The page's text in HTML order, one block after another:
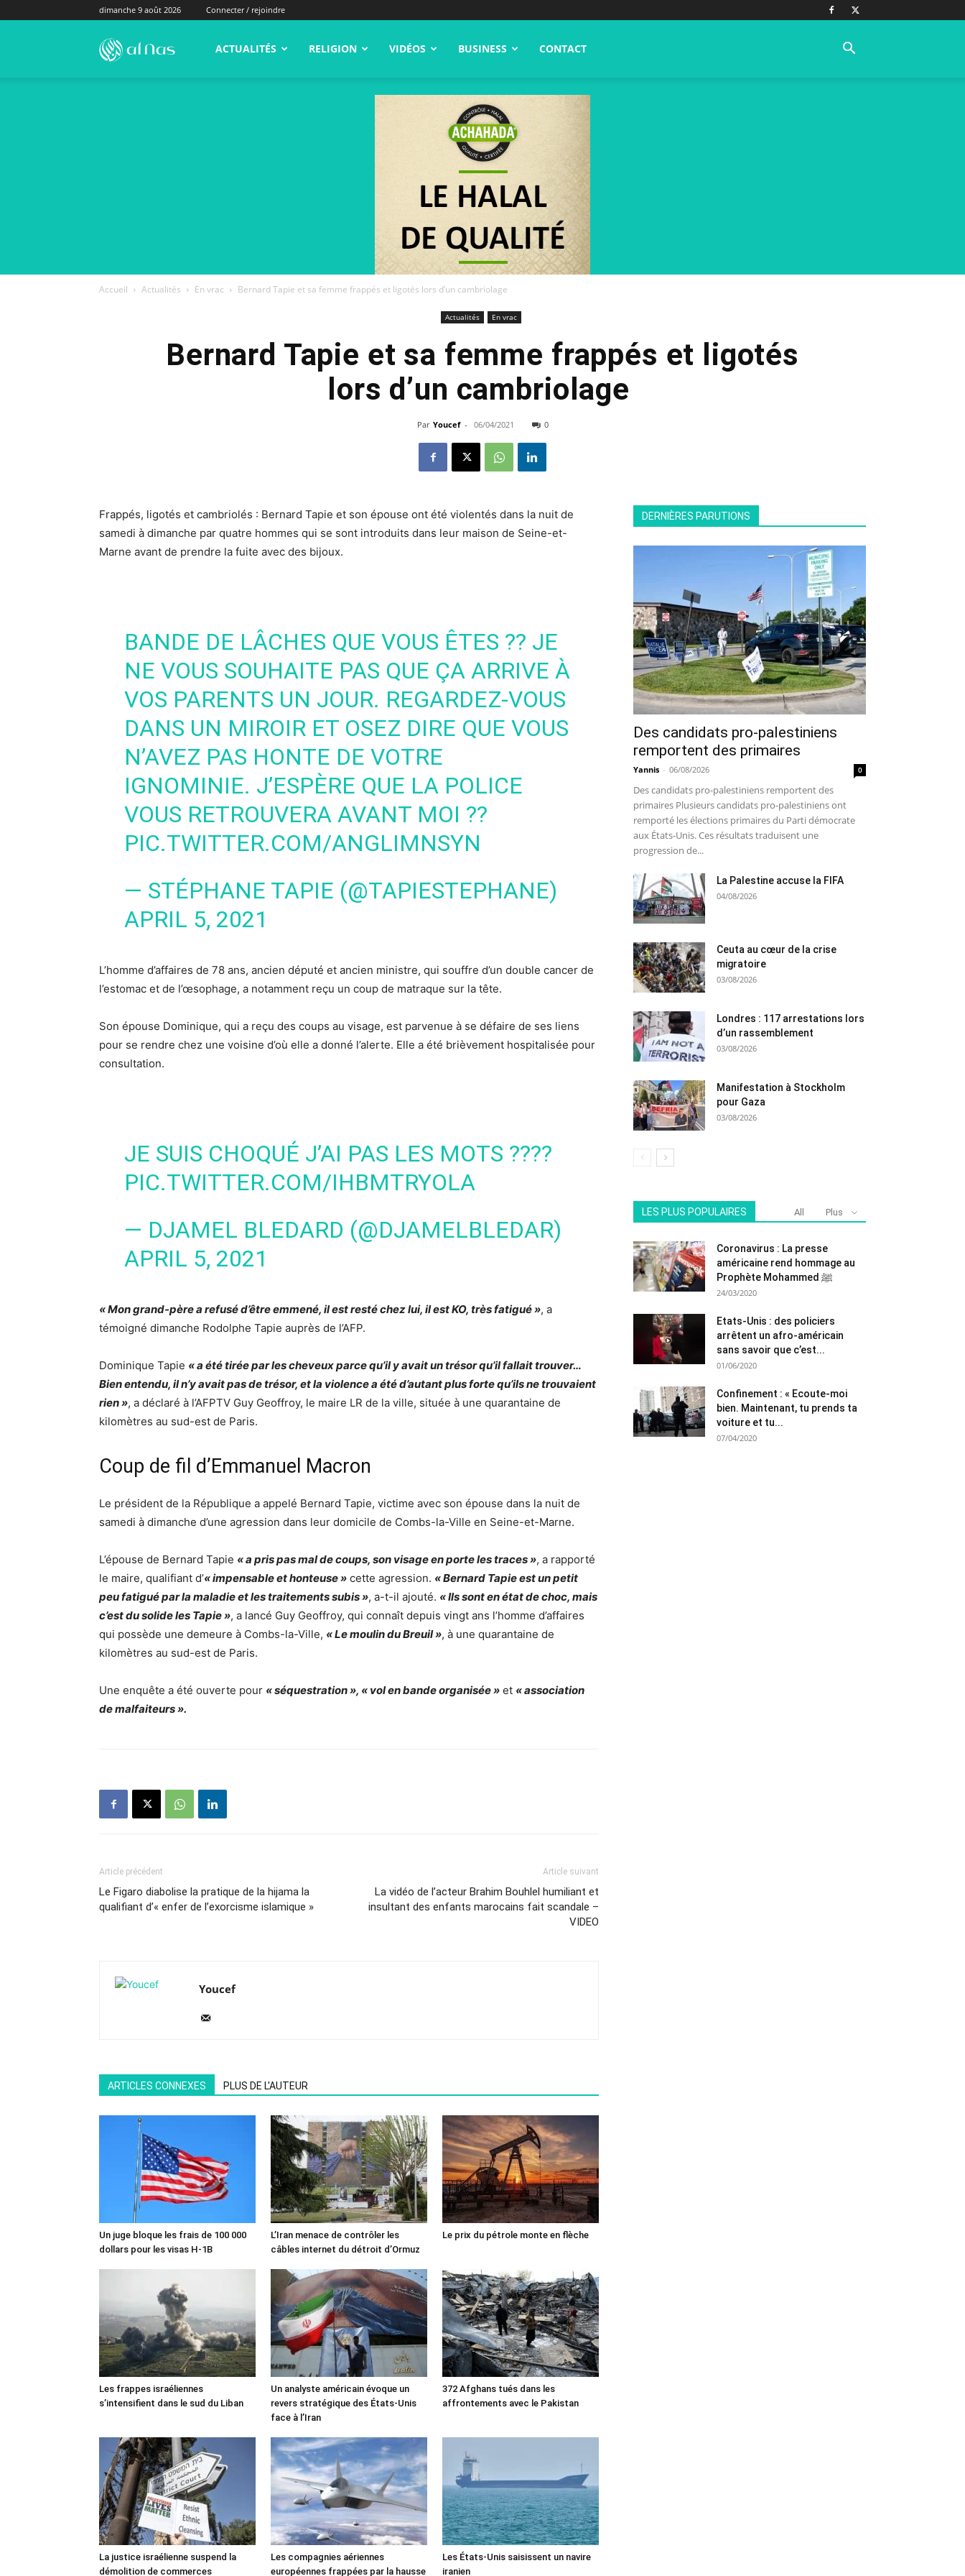
dimanche 9 août 2026 Connecter / rejoindre
alNas.fr ACTUALITÉS RELIGION VIDÉOS BUSINESS CONTACT
Accueil Actualités En vrac Bernard Tapie et sa femme frappés et ligotés lors d’un cambriolage
Actualités En vrac
Bernard Tapie et sa femme frappés et ligotés
lors d’un cambriolage
Par Youcef - 06/04/2021 0
Frappés, ligotés et cambriolés : Bernard Tapie et son épouse ont été violentés dans la nuit de
samedi à dimanche par quatre hommes qui se sont introduits dans leur maison de Seine-et-
Marne avant de prendre la fuite avec des bijoux.
BANDE DE LÂCHES QUE VOUS ÊTES ?? JE
NE VOUS SOUHAITE PAS QUE ÇA ARRIVE À
VOS PARENTS UN JOUR. REGARDEZ-VOUS
DANS UN MIROIR ET OSEZ DIRE QUE VOUS
N’AVEZ PAS HONTE DE VOTRE
IGNOMINIE. J’ESPÈRE QUE LA POLICE
VOUS RETROUVERA AVANT MOI ??
PIC.TWITTER.COM/ANGLIMNSYN
— STÉPHANE TAPIE (@TAPIESTEPHANE)
APRIL 5, 2021
L’homme d’affaires de 78 ans, ancien député et ancien ministre, qui souffre d’un double cancer de
l’estomac et de l’œsophage, a notamment reçu un coup de matraque sur la tête.
Son épouse Dominique, qui a reçu des coups au visage, est parvenue à se défaire de ses liens
pour se rendre chez une voisine d’où elle a donné l’alerte. Elle a été brièvement hospitalisée pour
consultation.
JE SUIS CHOQUÉ J’AI PAS LES MOTS ????
PIC.TWITTER.COM/IHBMTRYOLA
— DJAMEL BLEDARD (@DJAMELBLEDAR)
APRIL 5, 2021
« Mon grand-père a refusé d’être emmené, il est resté chez lui, il est KO, très fatigué », a
témoigné dimanche Rodolphe Tapie auprès de l’AFP.
Dominique Tapie « a été tirée par les cheveux parce qu’il y avait un trésor qu’il fallait trouver…
Bien entendu, il n’y avait pas de trésor, et la violence a été d’autant plus forte qu’ils ne trouvaient
rien », a déclaré à l’AFPTV Guy Geoffroy, le maire LR de la ville, située à une quarantaine de
kilomètres au sud-est de Paris.
Coup de fil d’Emmanuel Macron
Le président de la République a appelé Bernard Tapie, victime avec son épouse dans la nuit de
samedi à dimanche d’une agression dans leur domicile de Combs-la-Ville en Seine-et-Marne.
L’épouse de Bernard Tapie « a pris pas mal de coups, son visage en porte les traces », a rapporté
le maire, qualifiant d’« impensable et honteuse » cette agression. « Bernard Tapie est un petit
peu fatigué par la maladie et les traitements subis », a-t-il ajouté. « Ils sont en état de choc, mais
c’est du solide les Tapie », a lancé Guy Geoffroy, qui connaît depuis vingt ans l’homme d’affaires
qui possède une demeure à Combs-la-Ville, « Le moulin du Breuil », à une quarantaine de
kilomètres au sud-est de Paris.
Une enquête a été ouverte pour « séquestration », « vol en bande organisée » et « association
de malfaiteurs ».
Article précédent
Le Figaro diabolise la pratique de la hijama la
qualifiant d’« enfer de l’exorcisme islamique »
Article suivant
La vidéo de l’acteur Brahim Bouhlel humiliant et
insultant des enfants marocains fait scandale –
VIDEO
Youcef
ARTICLES CONNEXES PLUS DE L'AUTEUR
Un juge bloque les frais de 100 000
dollars pour les visas H-1B
L’Iran menace de contrôler les
câbles internet du détroit d’Ormuz
Le prix du pétrole monte en flèche
Les frappes israéliennes
s’intensifient dans le sud du Liban
Un analyste américain évoque un
revers stratégique des États-Unis
face à l’Iran
372 Afghans tués dans les
affrontements avec le Pakistan
La justice israélienne suspend la
démolition de commerces
Les compagnies aériennes
européennes frappées par la hausse
Les États-Unis saisissent un navire
iranien
DERNIÈRES PARUTIONS
Des candidats pro-palestiniens
remportent des primaires
Yannis - 06/08/2026 0
Des candidats pro-palestiniens remportent des
primaires Plusieurs candidats pro-palestiniens ont
remporté les élections primaires du Parti démocrate
aux États-Unis. Ces résultats traduisent une
progression de...
La Palestine accuse la FIFA
04/08/2026
Ceuta au cœur de la crise
migratoire
03/08/2026
Londres : 117 arrestations lors
d’un rassemblement
03/08/2026
Manifestation à Stockholm
pour Gaza
03/08/2026
LES PLUS POPULAIRES All Plus
Coronavirus : La presse
américaine rend hommage au
Prophète Mohammed ﷺ
24/03/2020
Etats-Unis : des policiers
arrêtent un afro-américain
sans savoir que c’est...
01/06/2020
Confinement : « Ecoute-moi
bien. Maintenant, tu prends ta
voiture et tu...
07/04/2020